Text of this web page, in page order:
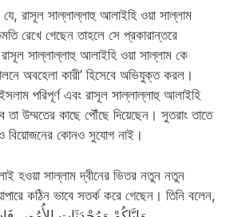
রাসূল সাল্লাল্লাহু আলাইহি ওয়া সাল্লাম
রেখে গেছেন তাহলে সে প্রকারান্তরে
সাল্লাল্লাহু আলাইহি ওয়া সাল্লাম কে
অবহেলা কারী’ হিসেবে অভিযুক্ত করল।
পরিপূর্ণ এবং রাসূল সাল্লাল্লাহু আলাইহি
তা উম্মতের কাছে পৌঁছে দিয়েছেন। সুতরাং তাতে
বিয়োজনের কোনও সুযোগ নাই।
হওয়া সাল্লাম দ্বীনের ভিতর নতুন নতুন
কঠিন ভাবে সতর্ক করে গেছেন। তিনি বলেন,